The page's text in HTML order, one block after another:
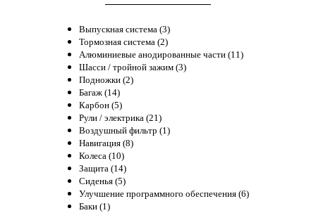
Выпускная система (3)
Тормозная система (2)
Алюминиевые анодированные части (11)
Шасси / тройной зажим (3)
Подножки (2)
Багаж (14)
Карбон (5)
Рули / электрика (21)
Воздушный фильтр (1)
Навигация (8)
Колеса (10)
Защита (14)
Сиденья (5)
Улучшение программного обеспечения (6)
Баки (1)